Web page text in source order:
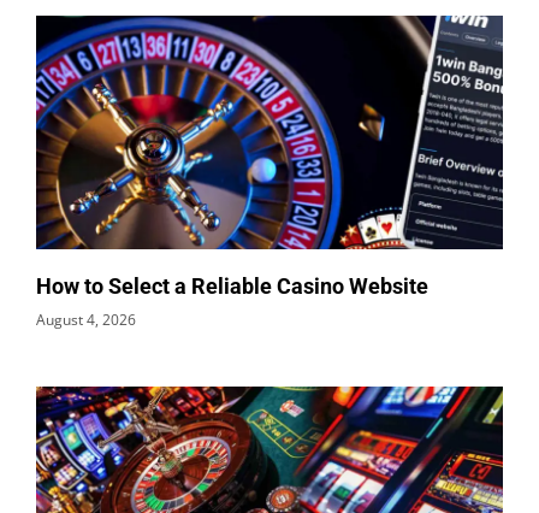
How to Select a Reliable Casino Website
August 4, 2026